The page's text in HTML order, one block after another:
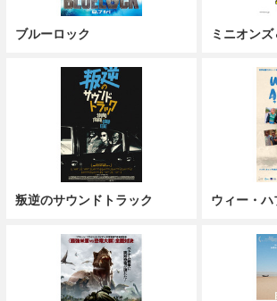
ブルーロック ミニオン
叛逆のサウンドトラック ウィー・